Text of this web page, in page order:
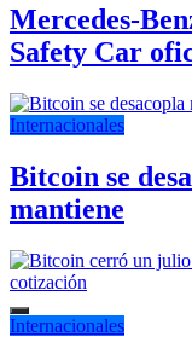
Mercedes-
Safety Car
Internacionales
Bitcoin se
mantiene
Internacionales